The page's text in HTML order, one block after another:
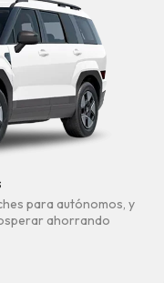
para autónomos, y
ahorrando